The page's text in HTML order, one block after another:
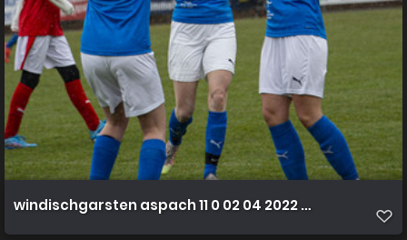
windischgarsten aspach 11 0 02 04 2022 40